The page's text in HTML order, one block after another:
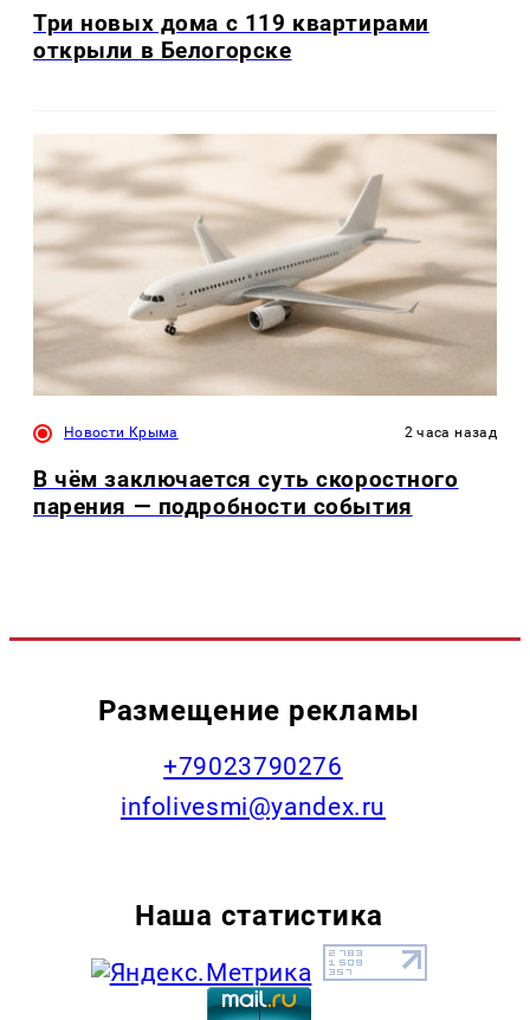
Три новых дома с 119 квартирами
открыли в Белогорске
Новости Крыма 2 часа назад
В чём заключается суть скоростного
парения — подробности события
Размещение рекламы
+79023790276
infolivesmi@yandex.ru
Наша статистика